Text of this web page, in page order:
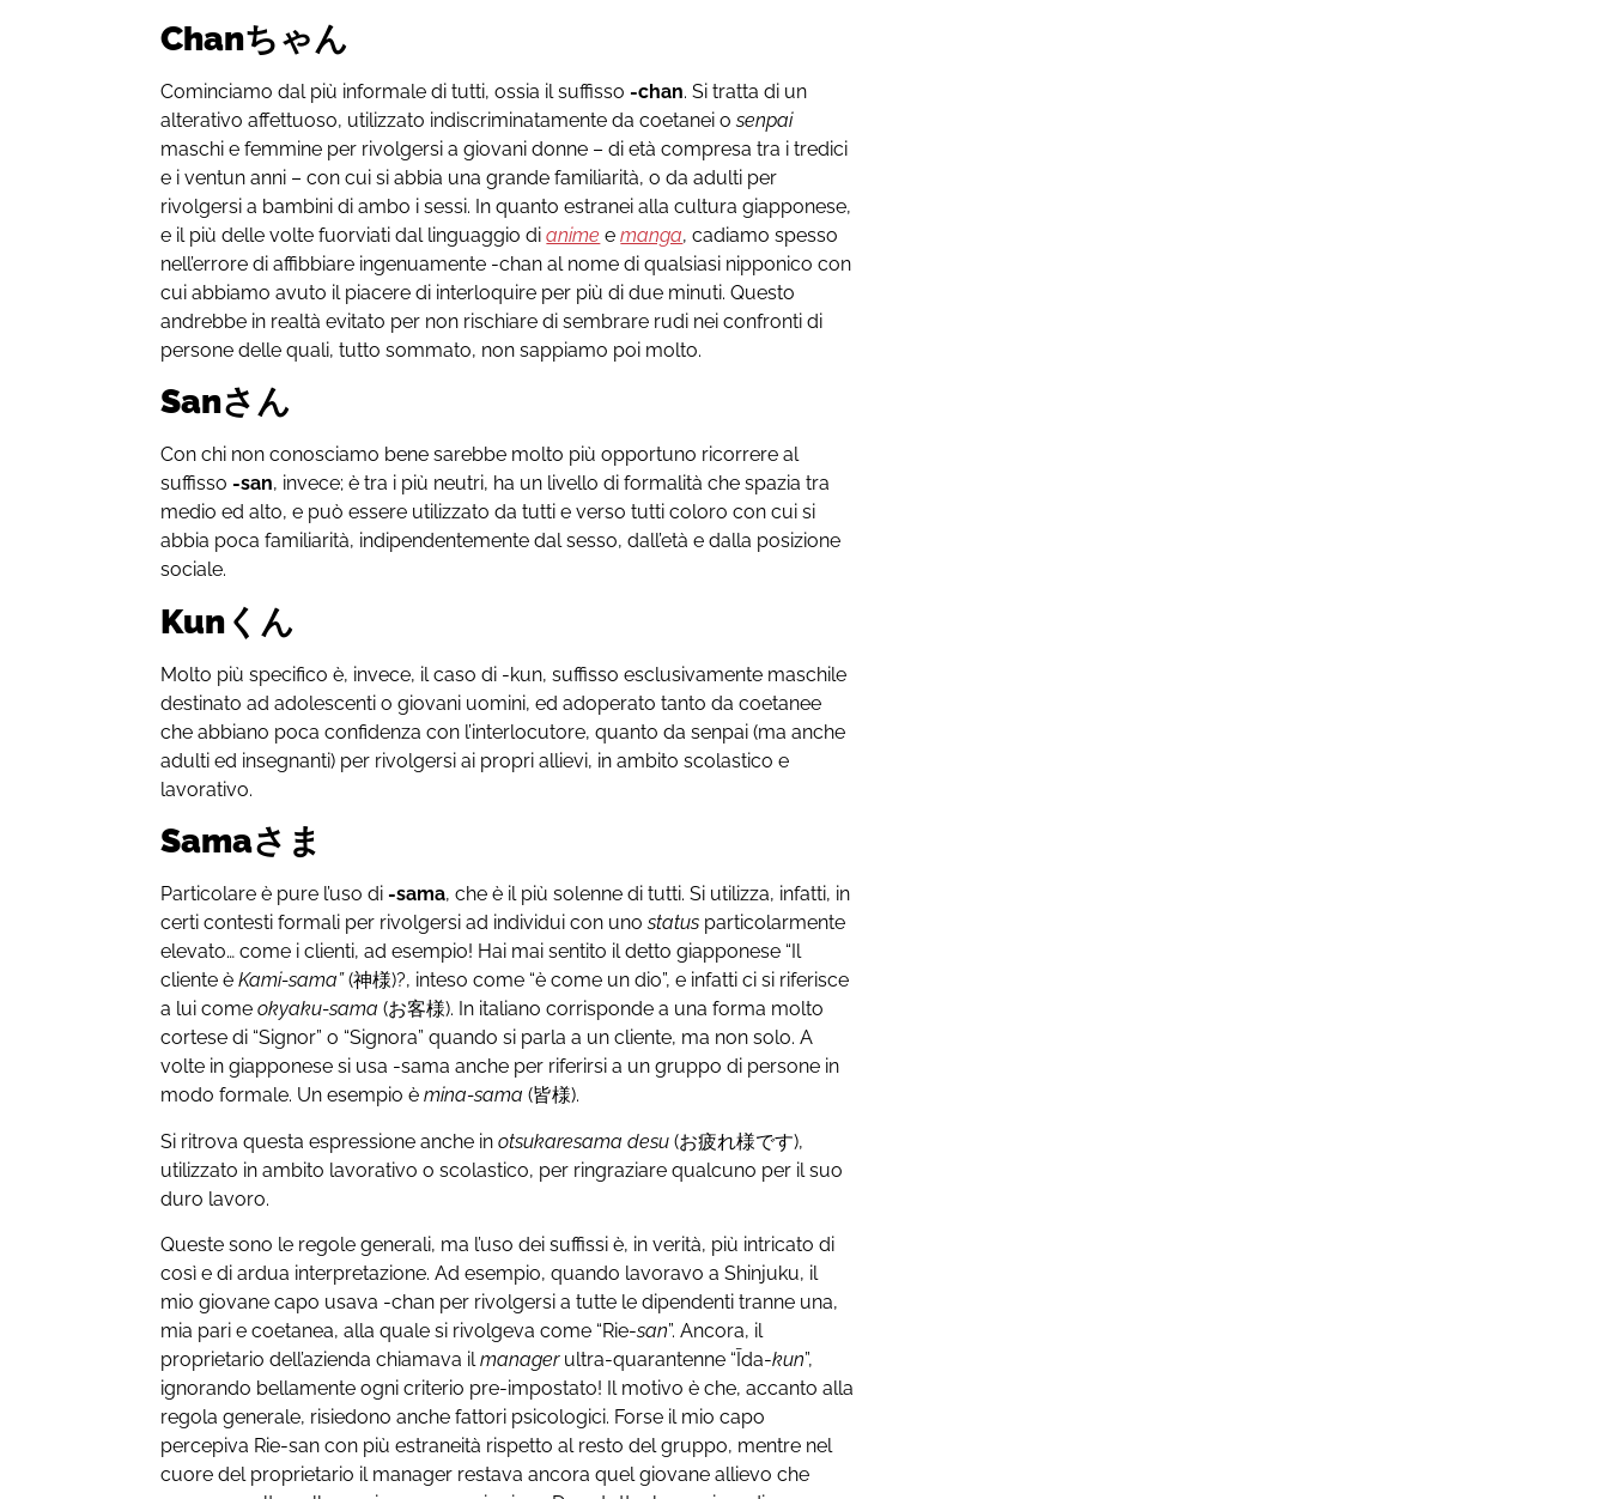
Chanちゃん
Cominciamo dal più informale di tutti, ossia il suffisso -chan. Si tratta di un
alterativo affettuoso, utilizzato indiscriminatamente da coetanei osenpai
maschi e femmine per rivolgersi a giovani donne – di età compresa tra i tredici
e i ventun anni – con cui si abbia una grande familiarità, o da adulti per
rivolgersi a bambini di ambo i sessi. In quanto estranei alla cultura giapponese,
e il più delle volte fuorviati dal linguaggio dianime emanga, cadiamo spesso
nell’errore di affibbiare ingenuamente -chan al nome di qualsiasi nipponico con
cui abbiamo avuto il piacere di interloquire per più di due minuti. Questo
andrebbe in realtà evitato per non rischiare di sembrare rudi nei confronti di
persone delle quali, tutto sommato, non sappiamo poi molto.
Sanさん
Con chi non conosciamo bene sarebbe molto più opportuno ricorrere al
suffisso -san, invece; è tra i più neutri, ha un livello di formalità che spazia tra
medio ed alto, e può essere utilizzato da tutti e verso tutti coloro con cui si
abbia poca familiarità, indipendentemente dal sesso, dall’età e dalla posizione
sociale.
Kunくん
Molto più specifico è, invece, il caso di -kun, suffisso esclusivamente maschile
destinato ad adolescenti o giovani uomini, ed adoperato tanto da coetanee
che abbiano poca confidenza con l’interlocutore, quanto da senpai (ma anche
adulti ed insegnanti) per rivolgersi ai propri allievi, in ambito scolastico e
lavorativo.
Samaさま
Particolare è pure l’uso di -sama, che è il più solenne di tutti. Si utilizza, infatti, in
certi contesti formali per rivolgersi ad individui con unostatus particolarmente
elevato… come i clienti, ad esempio! Hai mai sentito il detto giapponese “Il
cliente èKami-sama”(神様)?, inteso come “è come un dio”, e infatti ci si riferisce
a lui comeokyaku-sama(お客様). In italiano corrisponde a una forma molto
cortese di “Signor” o “Signora” quando si parla a un cliente, ma non solo. A
volte in giapponese si usa -sama anche per riferirsi a un gruppo di persone in
modo formale. Un esempio èmina-sama (皆様).
Si ritrova questa espressione anche inotsukaresama desu (お疲れ様です),
utilizzato in ambito lavorativo o scolastico, per ringraziare qualcuno per il suo
duro lavoro.
Queste sono le regole generali, ma l’uso dei suffissi è, in verità, più intricato di
così e di ardua interpretazione. Ad esempio, quando lavoravo a Shinjuku, il
mio giovane capo usava -chan per rivolgersi a tutte le dipendenti tranne una,
mia pari e coetanea, alla quale si rivolgeva come “Rie-san”. Ancora, il
proprietario dell’azienda chiamava ilmanagerultra-quarantenne “Īda-kun”,
ignorando bellamente ogni criterio pre-impostato! Il motivo è che, accanto alla
regola generale, risiedono anche fattori psicologici. Forse il mio capo
percepiva Rie-san con più estraneità rispetto al resto del gruppo, mentre nel
cuore del proprietario il manager restava ancora quel giovane allievo che